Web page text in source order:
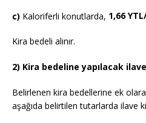
c) Kaloriferli konutlarda, 1,66
Kira bedeli
2) Kira bedeline yapılacak
Belirlenen kira bedellerine ek
aşağıda belirtilen tutarlarda ilave